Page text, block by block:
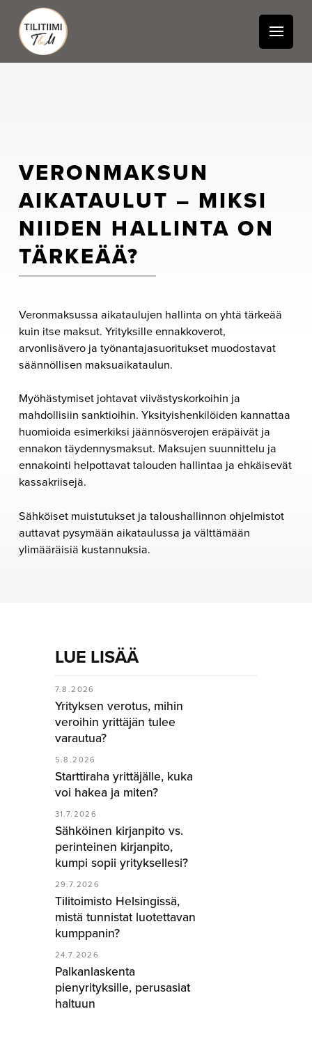
VERONMAKSUN
AIKATAULUT – MIKSI
NIIDEN HALLINTA ON
TÄRKEÄÄ?
Veronmaksussa aikataulujen hallinta on yhtä tärkeää
kuin itse maksut. Yrityksille ennakkoverot,
arvonlisävero ja työnantajasuoritukset muodostavat
säännöllisen maksuaikataulun.
Myöhästymiset johtavat viivästyskorkoihin ja
mahdollisiin sanktioihin. Yksityishenkilöiden kannattaa
huomioida esimerkiksi jäännösverojen eräpäivät ja
ennakon täydennysmaksut. Maksujen suunnittelu ja
ennakointi helpottavat talouden hallintaa ja ehkäisevät
kassakriisejä.
Sähköiset muistutukset ja taloushallinnon ohjelmistot
auttavat pysymään aikataulussa ja välttämään
ylimääräisiä kustannuksia.
LUE LISÄÄ
7.8.2026
Yrityksen verotus, mihin
veroihin yrittäjän tulee
varautua?
5.8.2026
Starttiraha yrittäjälle, kuka
voi hakea ja miten?
31.7.2026
Sähköinen kirjanpito vs.
perinteinen kirjanpito,
kumpi sopii yrityksellesi?
29.7.2026
Tilitoimisto Helsingissä,
mistä tunnistat luotettavan
kumppanin?
24.7.2026
Palkanlaskenta
pienyrityksille, perusasiat
haltuun